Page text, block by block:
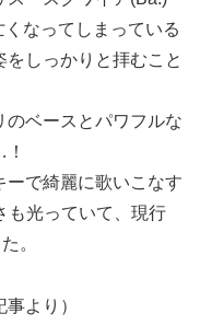
なってしまっている
しっかりと拝むこと
ベースとパワフルな
ーで綺麗に歌いこなす
も光っていて、現行
。
より）